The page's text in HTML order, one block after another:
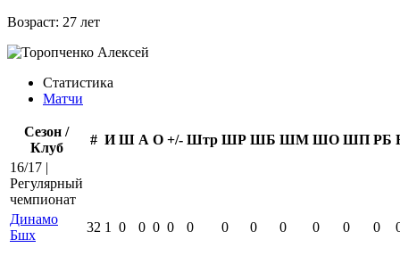
Возраст: 27 лет
Статистика
Матчи
Сезон /
Клуб
# И Ш А О +/- Штр ШР ШБ ШМ ШО ШП РБ
16/17 |
Регулярный
чемпионат
Динамо
Бшх
32 1 0 0 0 0 0 0 0 0 0 0 0